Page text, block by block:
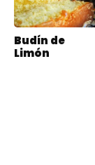
Budín de
Limón